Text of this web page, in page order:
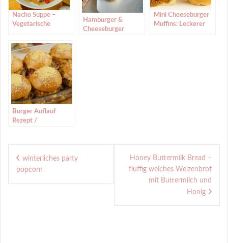
Nacho Suppe –
Vegetarische
Hamburger &
Cheeseburger
Mini Cheeseburger
Muffins: Leckerer
Burger Auflauf
Rezept /
Casserole
Beitragsnavigation
winterliches party
popcorn
Honey Buttermilk Bread –
fluffig weiches Weizenbrot
mit Buttermilch und
Honig